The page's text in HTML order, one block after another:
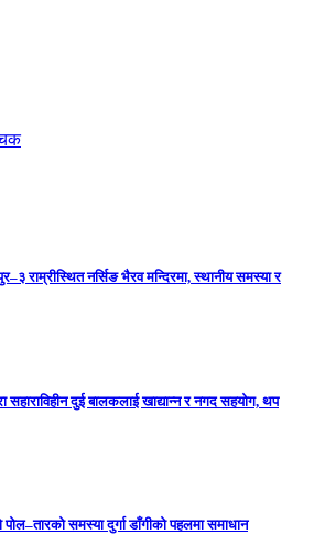
राम्रीस्थित नर्सिङ भैरव मन्दिरमा, स्थानीय समस्या र
सहाराविहीन दुई बालकलाई खाद्यान्न र नगद सहयोग, थप
समस्या दुर्गा डाँगीको पहलमा समाधान